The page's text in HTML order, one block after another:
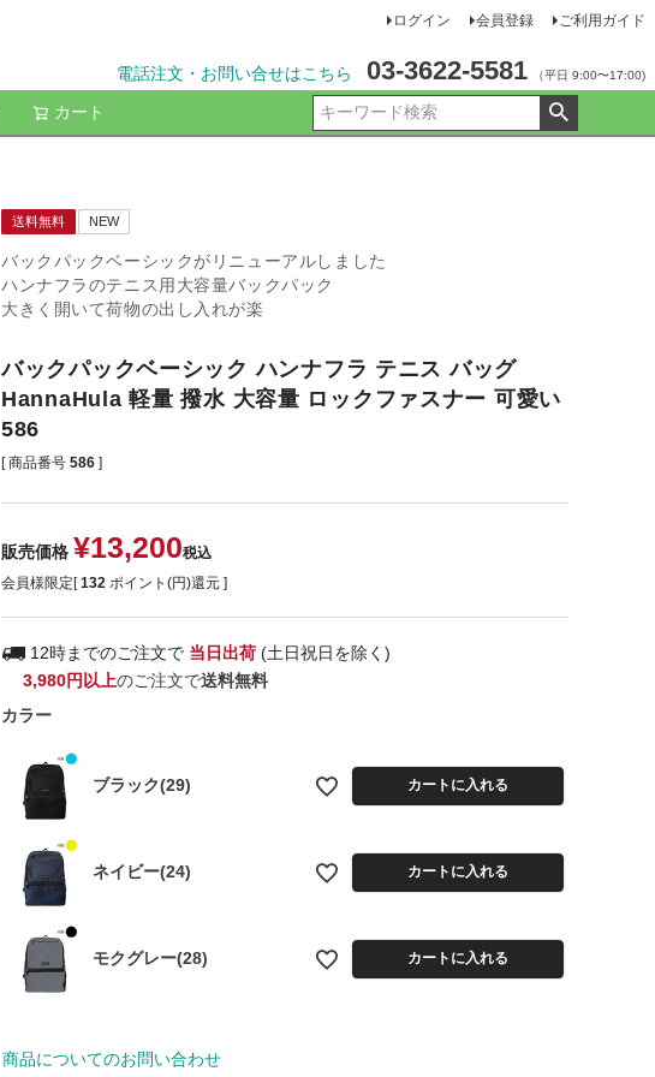
ログイン 会員登録 ご利用ガイド
電話注文・お問い合せはこちら 03-3622-5581 （平日 9:00〜17:00)
カート
送料無料 NEW
バックパックベーシックがリニューアルしました
ハンナフラのテニス用大容量バックパック
大きく開いて荷物の出し入れが楽
バックパックベーシック ハンナフラ テニス バッグ
HannaHula 軽量 撥水 大容量 ロックファスナー 可愛い
586
商品番号 586
販売価格 ¥13,200税込
会員様限定[ 132 ポイント(円)還元 ]
12時までのご注文で 当日出荷(土日祝日を除く)
3,980円以上のご注文で送料無料
カラー
ブラック(29) カートに入れる
ネイビー(24) カートに入れる
モクグレー(28) カートに入れる
商品についてのお問い合わせ